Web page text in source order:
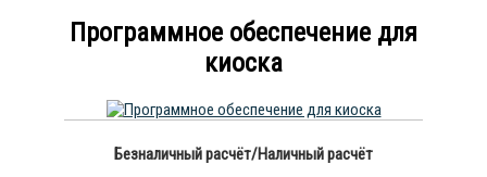
Программное обеспечение для
киоска
Безналичный расчёт/Наличный расчёт